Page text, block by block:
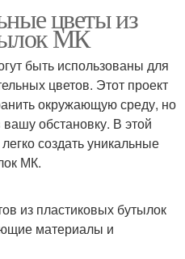
цветы из
МК
быть использованы для
цветов. Этот проект
окружающую среду, но
обстановку. В этой
создать уникальные
МК.
из пластиковых бутылок
материалы и